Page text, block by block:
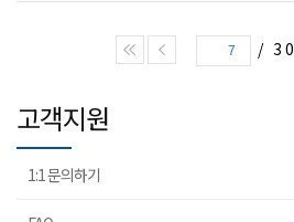
7 / 30
고객지원
1:1 문의하기